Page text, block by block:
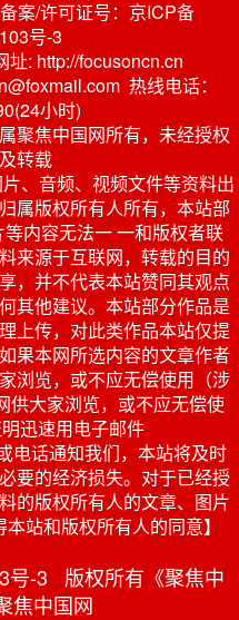
案/许可证号：京ICP备
号-3
: http://focusoncn.cn
热线电话：
小时)
聚焦中国网所有，未经授权
转载
、音频、视频文件等资料出
属版权所有人所有，本站部
内容无法一 一和版权者联
来源于互联网，转载的目的
，并不代表本站赞同其观点
其他建议。本站部分作品是
上传，对此类作品本站仅提
果本网所选内容的文章作者
浏览，或不应无偿使用（涉
供大家浏览，或不应无偿使
迅速用电子邮件
电话通知我们，本站将及时
要的经济损失。对于已经授
的版权所有人的文章、图片
站和版权所有人的同意】
号-3 版权所有《聚焦中
焦中国网